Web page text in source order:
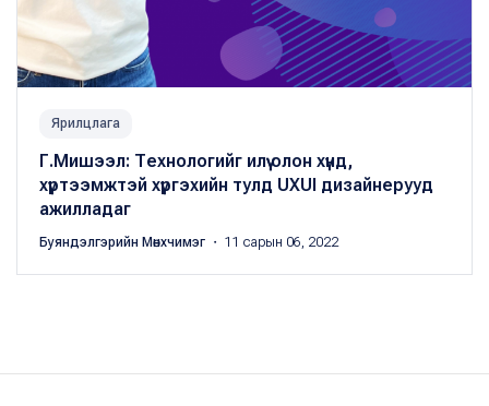
Ярилцлага
Г.Мишээл: Технологийг илүү олон хүнд,
хүртээмжтэй хүргэхийн тулд UXUI дизайнерууд
ажилладаг
Буяндэлгэрийн Мөнхчимэг ・ 11 сарын 06, 2022